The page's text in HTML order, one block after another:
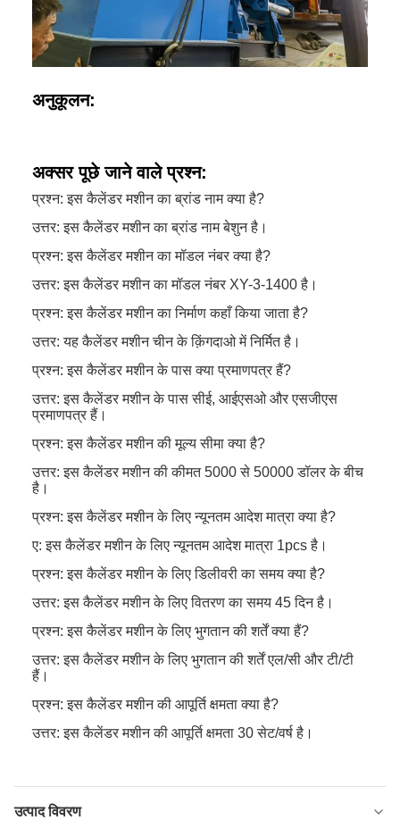
अनुकूलन:
अक्सर पूछे जाने वाले प्रश्न:
प्रश्न: इस कैलेंडर मशीन का ब्रांड नाम क्या है?
उत्तर: इस कैलेंडर मशीन का ब्रांड नाम बेशुन है।
प्रश्न: इस कैलेंडर मशीन का मॉडल नंबर क्या है?
उत्तर: इस कैलेंडर मशीन का मॉडल नंबर XY-3-1400 है।
प्रश्न: इस कैलेंडर मशीन का निर्माण कहाँ किया जाता है?
उत्तर: यह कैलेंडर मशीन चीन के क़िंगदाओ में निर्मित है।
प्रश्न: इस कैलेंडर मशीन के पास क्या प्रमाणपत्र हैं?
उत्तर: इस कैलेंडर मशीन के पास सीई, आईएसओ और एसजीएस
प्रमाणपत्र हैं।
प्रश्न: इस कैलेंडर मशीन की मूल्य सीमा क्या है?
उत्तर: इस कैलेंडर मशीन की कीमत 5000 से 50000 डॉलर के बीच
है।
प्रश्न: इस कैलेंडर मशीन के लिए न्यूनतम आदेश मात्रा क्या है?
ए: इस कैलेंडर मशीन के लिए न्यूनतम आदेश मात्रा 1pcs है।
प्रश्न: इस कैलेंडर मशीन के लिए डिलीवरी का समय क्या है?
उत्तर: इस कैलेंडर मशीन के लिए वितरण का समय 45 दिन है।
प्रश्न: इस कैलेंडर मशीन के लिए भुगतान की शर्तें क्या हैं?
उत्तर: इस कैलेंडर मशीन के लिए भुगतान की शर्तें एल/सी और टी/टी
हैं।
प्रश्न: इस कैलेंडर मशीन की आपूर्ति क्षमता क्या है?
उत्तर: इस कैलेंडर मशीन की आपूर्ति क्षमता 30 सेट/वर्ष है।
उत्पाद विवरण